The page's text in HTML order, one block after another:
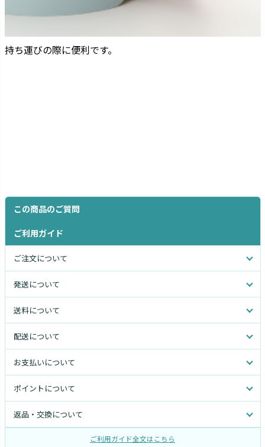
持ち運びの際に便利です。
この商品のご質問
ご利用ガイド
ご注文について
発送について
送料について
配送について
お支払いについて
ポイントについて
返品・交換について
ご利用ガイド全文はこちら